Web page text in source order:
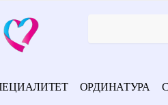
ОРДИНАТУРА